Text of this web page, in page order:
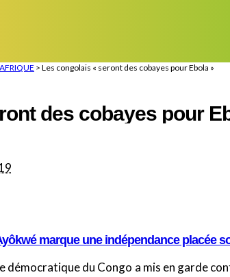
AFRIQUE > Les congolais « seront des cobayes pour Ebola »
des cobayes pour
marque une indépendance placée
démocratique du Congo a mis en garde